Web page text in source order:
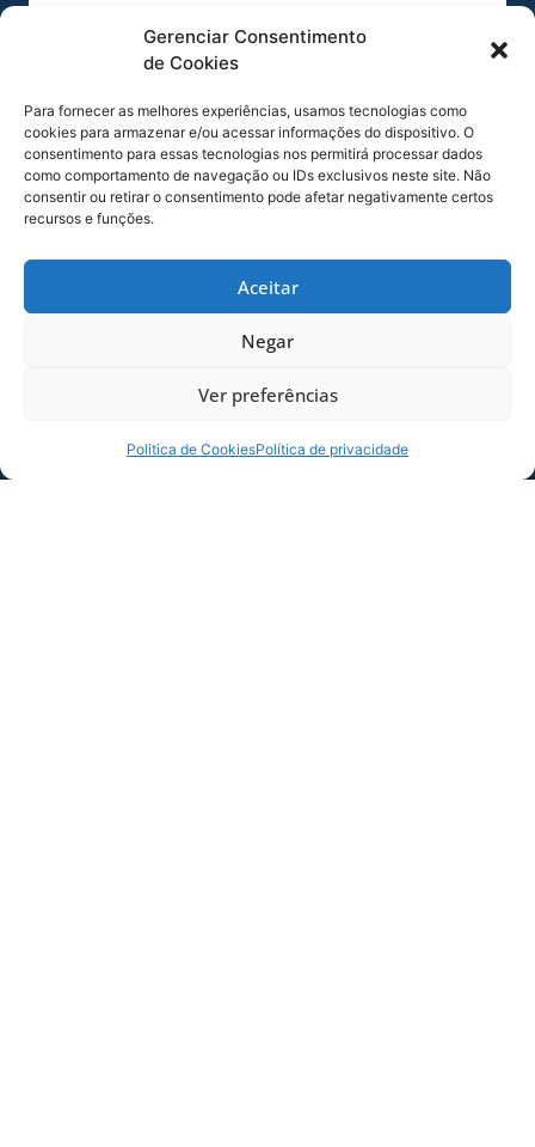
Gerenciar Consentimento
de Cookies
Para fornecer as melhores experiências, usamos tecnologias como
cookies para armazenar e/ou acessar informações do dispositivo. O
consentimento para essas tecnologias nos permitirá processar dados
como comportamento de navegação ou IDs exclusivos neste site. Não
consentir ou retirar o consentimento pode afetar negativamente certos
recursos e funções.
Aceitar
Negar
Ver preferências
Politica de CookiesPolítica de privacidade
Foto: Beno Küster/Avaí F.C.
COMPARTILHE ESSA NOTÍCIA
MAIS NOTÍCIAS